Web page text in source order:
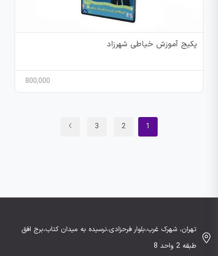
پکیج آموزش خیاطی شهرزاد
800,000
1
2
3
تهران، شهرک غرب،بلوار فرحزادی،نرسیده به میدان کتاب،برج افق
طبقه 2 واحد 8